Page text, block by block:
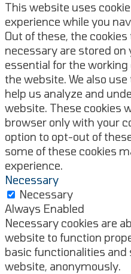
This website uses
experience while you
Out of these, the
necessary are stored
essential for the
the website. We also
help us analyze and
website. These cookies
browser only with your
option to opt-out of
some of these cookies
experience.
Necessary
Necessary
Always Enabled
Necessary cookies are
website to function
basic functionalities
website, anonymously.